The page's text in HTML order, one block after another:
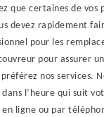
que certaines de vos
devez rapidement
pour les
pour assurer
nos services.
l’heure qui suit
en ligne ou par